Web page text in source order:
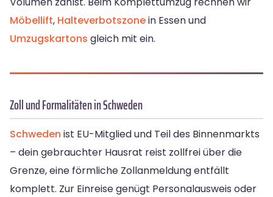
Möbellift, Halteverbotszonein Essen und
Umzugskartons gleich mit ein.
Zoll und Formalitäten in Schweden
Schweden ist EU-Mitglied und Teil des Binnenmarkts
– dein gebrauchter Hausrat reist zollfrei über die
Grenze, eine förmliche Zollanmeldung entfällt
komplett. Zur Einreise genügt Personalausweis oder